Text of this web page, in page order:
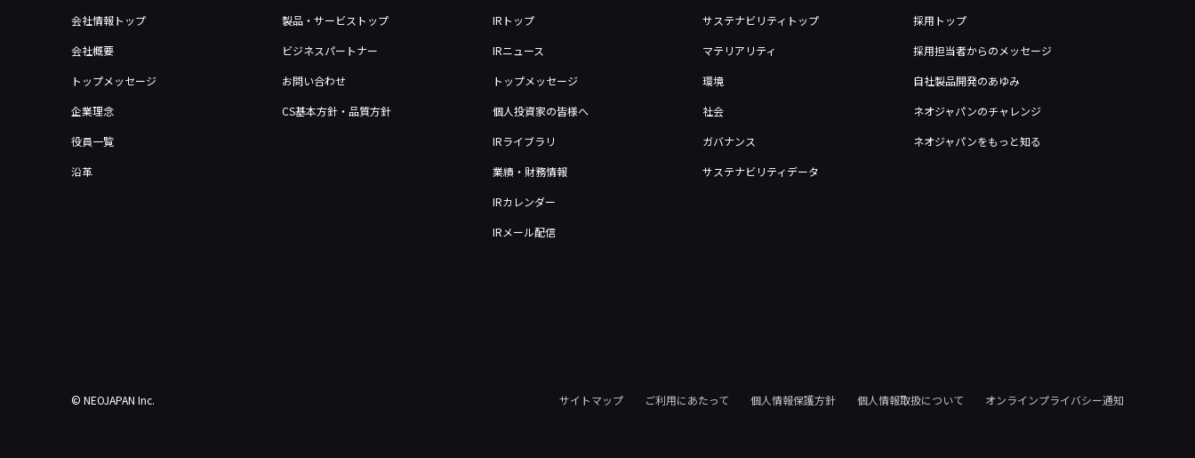
会社情報トップ
会社概要
トップメッセージ
企業理念
役員一覧
沿革
製品・サービストップ
ビジネスパートナー
お問い合わせ
CS基本方針・品質方針
IRトップ
IRニュース
トップメッセージ
個人投資家の皆様へ
IRライブラリ
業績・財務情報
IRカレンダー
IRメール配信
サステナビリティトップ
マテリアリティ
環境
社会
ガバナンス
サステナビリティデータ
採用トップ
採用担当者からのメッセージ
自社製品開発のあゆみ
ネオジャパンのチャレンジ
ネオジャパンをもっと知る
© NEOJAPAN Inc. サイトマップ ご利用にあたって 個人情報保護方針 個人情報取扱について オンラインプライバシー通知